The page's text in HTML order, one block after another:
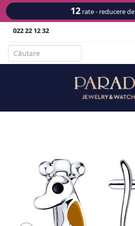
12rate - reducere de
022 22 12 32